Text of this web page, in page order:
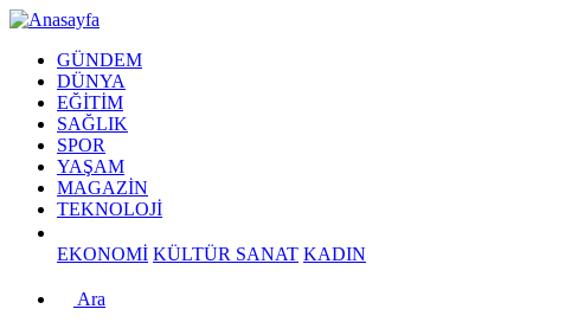
GÜNDEM
DÜNYA
EĞİTİM
SAĞLIK
SPOR
YAŞAM
MAGAZİN
TEKNOLOJİ
EKONOMİ KÜLTÜR SANAT KADIN
Ara